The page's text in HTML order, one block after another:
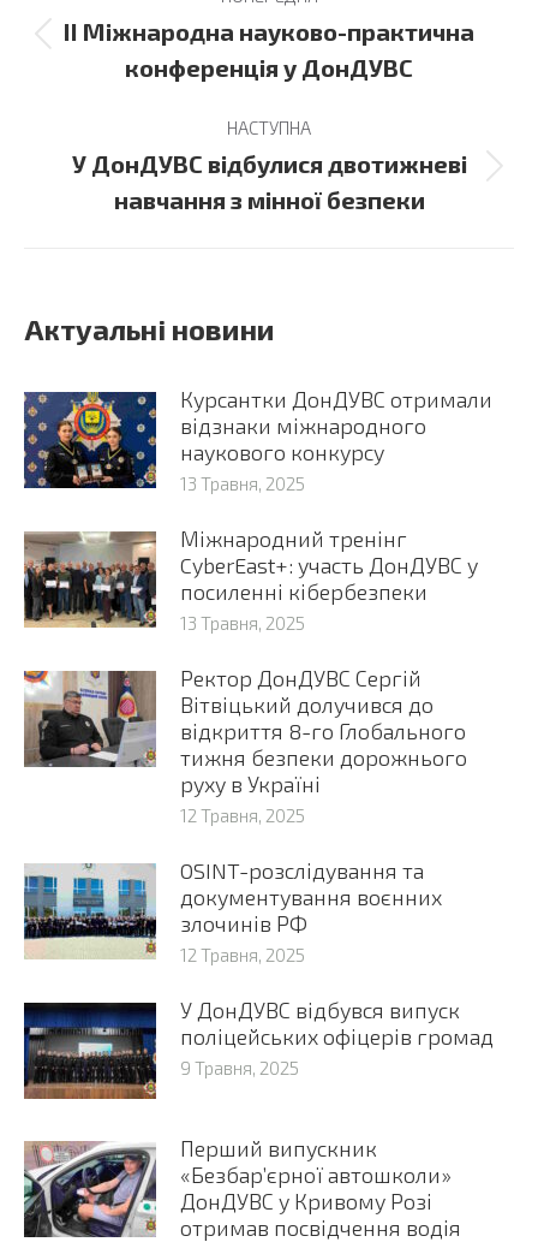
navigation
Previous
post:
ІІ Міжнародна науково-практична
конференція у ДонДУВС
НАСТУПНА
Next
post:
У ДонДУВС відбулися двотижневі
навчання з мінної безпеки
Актуальні новини
Курсантки ДонДУВС отримали
відзнаки міжнародного
наукового конкурсу
13 Травня, 2025
Міжнародний тренінг
CyberEast+: участь ДонДУВС у
посиленні кібербезпеки
13 Травня, 2025
Ректор ДонДУВС Сергій
Вітвіцький долучився до
відкриття 8-го Глобального
тижня безпеки дорожнього
руху в Україні
12 Травня, 2025
OSINT-розслідування та
документування воєнних
злочинів РФ
12 Травня, 2025
У ДонДУВС відбувся випуск
поліцейських офіцерів громад
9 Травня, 2025
Перший випускник
«Безбар’єрної автошколи»
ДонДУВС у Кривому Розі
отримав посвідчення водія